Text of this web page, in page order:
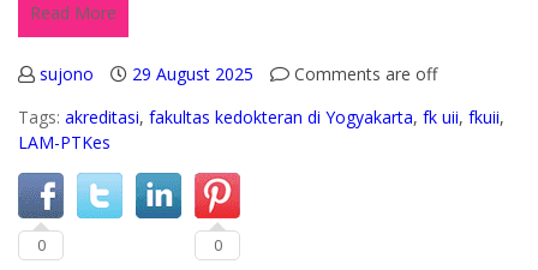
Read More
sujono 29 August 2025
Comments are off
Tags: akreditasi, fakultas kedokteran di Yogyakarta, fk uii, fkuii,
LAM-PTKes
0 0